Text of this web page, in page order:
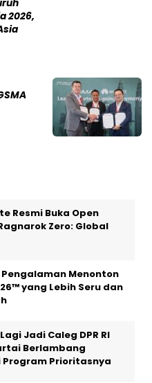
2026,
Resmi Buka Open
Zero: Global
Menonton
yang Lebih Seru dan
Jadi Caleg DPR RI
Berlambang
Program Prioritasnya